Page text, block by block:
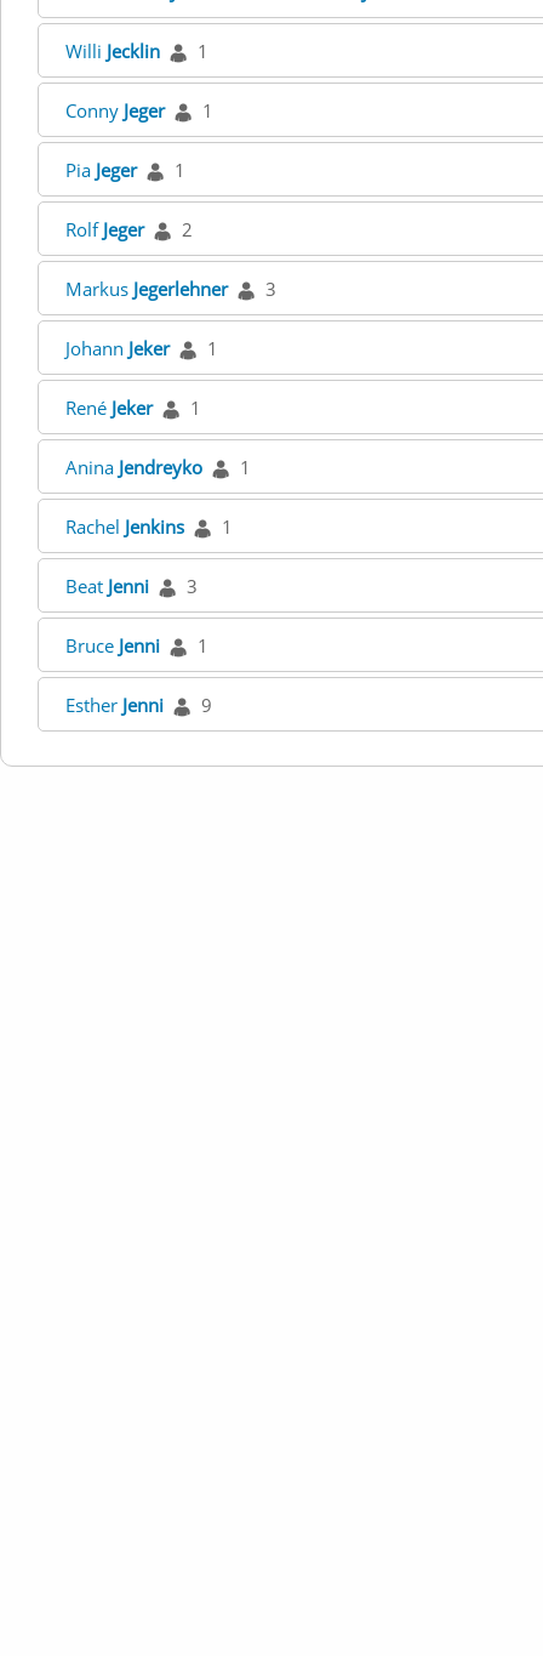
Willi Jecklin 1
Conny Jeger 1
Pia Jeger 1
Rolf Jeger 2
Markus Jegerlehner 3
Johann Jeker 1
René Jeker 1
Anina Jendreyko 1
Rachel Jenkins 1
Beat Jenni 3
Bruce Jenni 1
Esther Jenni 9